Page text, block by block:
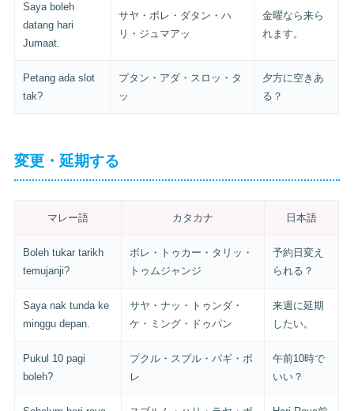
Saya boleh
datang hari
Jumaat.
サヤ・ボレ・ダタン・ハ
リ・ジュマアッ
金曜なら来ら
れます。
Petang ada slot
tak?
プタン・アダ・スロッ・タ
ッ
夕方に空きあ
る？
変更・延期する
マレー語 カタカナ 日本語
Boleh tukar tarikh
temujanji?
ボレ・トゥカー・タリッ・
トゥムジャンジ
予約日変え
られる？
Saya nak tunda ke
minggu depan.
サヤ・ナッ・トゥンダ・
ケ・ミング・ドゥパン
来週に延期
したい。
Pukul 10 pagi
boleh?
プクル・スプル・パギ・ボ
レ
午前10時で
いい？